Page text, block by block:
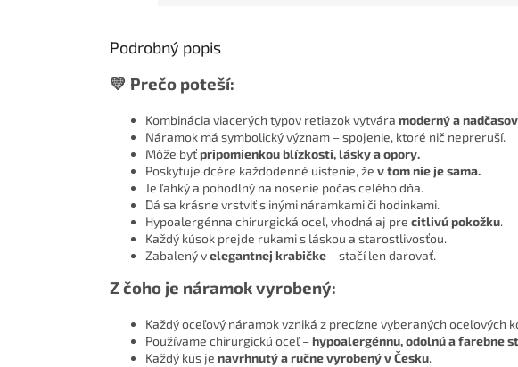
Podrobný popis
💛 Prečo poteší:
Kombinácia viacerých typov retiazok vytvára moderný a
Náramok má symbolický význam – spojenie, ktoré nič nepreruší.
Môže byťpripomienkou blízkosti, lásky a opory.
Poskytuje dcére každodenné uistenie, že v tom nie je sama.
Je ľahký a pohodlný na nosenie počas celého dňa.
Dá sa krásne vrstviť s inými náramkami či hodinkami.
Hypoalergénna chirurgická oceľ, vhodná aj pre citlivú pokožku.
Každý kúsok prejde rukami s láskou a starostlivosťou.
Zabalený velegantnej krabičke – stačí len darovať.
Z čoho je náramok vyrobený:
Každý oceľový náramok vzniká z precízne vyberaných oceľových
Používame chirurgickú oceľ –hypoalergénnu, odolnú a farebne
Každý kus je navrhnutý a ručne vyrobený v Česku.